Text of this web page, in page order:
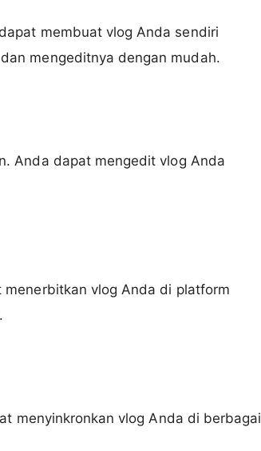
membuat vlog Anda sendiri
mengeditnya dengan mudah.
Anda dapat mengedit vlog Anda
vlog Anda di platform
menyinkronkan vlog Anda di berbagai